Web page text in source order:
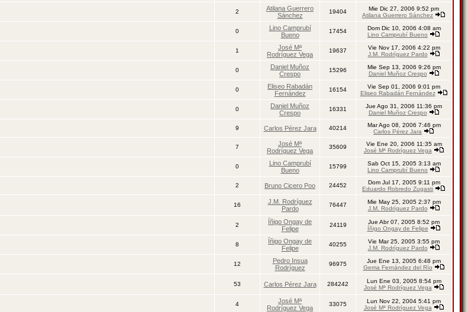
2
Atilana Guerrero
Sánchez
19404
Mie Dic 27, 2006 9:52 pm
Atilana Guerrero Sánchez
0
Lino Camprubí
Bueno
17454
Dom Dic 10, 2006 4:08 am
Lino Camprubí Bueno
1
José Mª
Rodríguez Vega
19637
Vie Nov 17, 2006 4:22 pm
J.M. Rodríguez Pardo
0
Daniel Muñoz
Crespo
15296
Mie Sep 13, 2006 9:26 pm
Daniel Muñoz Crespo
0
Eliseo Rabadán
Fernández
16154
Vie Sep 01, 2006 9:01 pm
Eliseo Rabadán Fernández
0
Daniel Muñoz
Crespo
16331
Jue Ago 31, 2006 11:36 pm
Daniel Muñoz Crespo
9 Carlos Pérez Jara 40214
Mar Ago 08, 2006 7:46 pm
Carlos Pérez Jara
7
José Mª
Rodríguez Vega
35609
Vie Ene 20, 2006 11:35 am
José Mª Rodríguez Vega
0
Lino Camprubí
Bueno
15799
Sab Oct 15, 2005 3:13 am
Lino Camprubí Bueno
2 Bruno Cicero Poo 24452
Dom Jul 17, 2005 9:11 pm
Eduardo Robredo Zugasti
16
J.M. Rodríguez
Pardo
76447
Mie May 25, 2005 2:37 pm
J.M. Rodríguez Pardo
2
Íñigo Ongay de
Felipe
24119
Jue Abr 07, 2005 8:52 pm
Íñigo Ongay de Felipe
8
Íñigo Ongay de
Felipe
40255
Vie Mar 25, 2005 3:55 pm
J.M. Rodríguez Pardo
12
Pedro Insua
Rodríguez
96975
Jue Ene 13, 2005 6:48 pm
Gema Fernández del Río
53 Carlos Pérez Jara 284242
Lun Ene 03, 2005 8:54 pm
José Mª Rodríguez Vega
4
José Mª
Rodríguez Vega
33075
Lun Nov 22, 2004 5:41 pm
José Mª Rodríguez Vega